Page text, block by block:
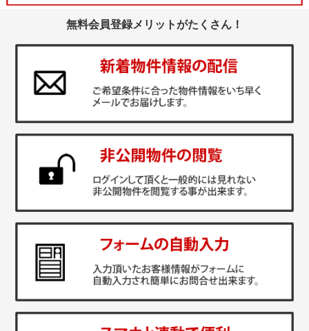
無料会員登録メリットがたくさん！